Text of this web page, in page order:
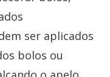
ser aplicados
bolos ou